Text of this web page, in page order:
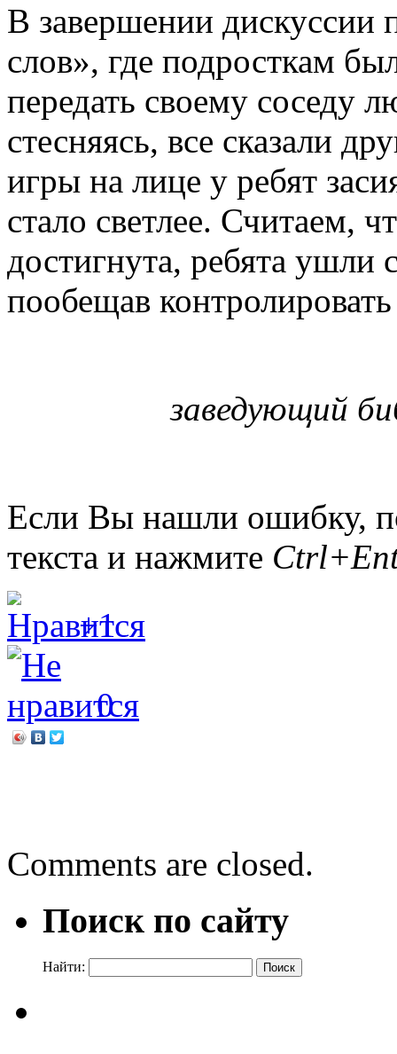
В завершении дискуссии
слов», где подросткам
передать своему соседу
стесняясь, все сказали
игры на лице у ребят
стало светлее. Считаем,
достигнута, ребята
пообещав
заведующий
Если Вы нашли ошибку,
текста и нажмите
+1
0
Comments are closed.
Поиск по сайту
Найти: